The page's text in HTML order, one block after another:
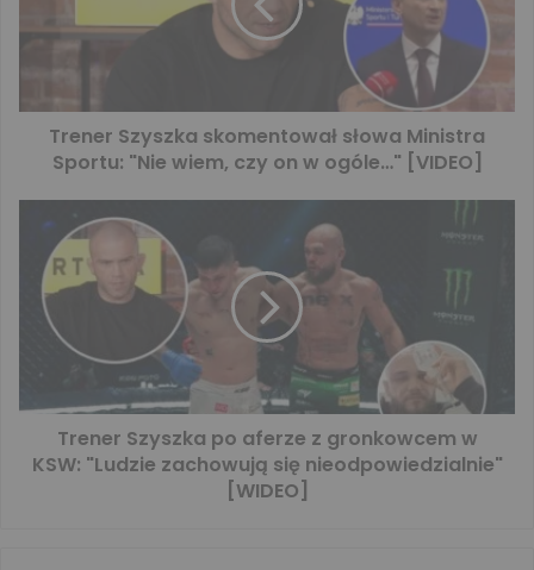
Trener Szyszka skomentował słowa Ministra
Sportu: "Nie wiem, czy on w ogóle…" [VIDEO]
Trener Szyszka po aferze z gronkowcem w
KSW: "Ludzie zachowują się nieodpowiedzialnie"
[WIDEO]